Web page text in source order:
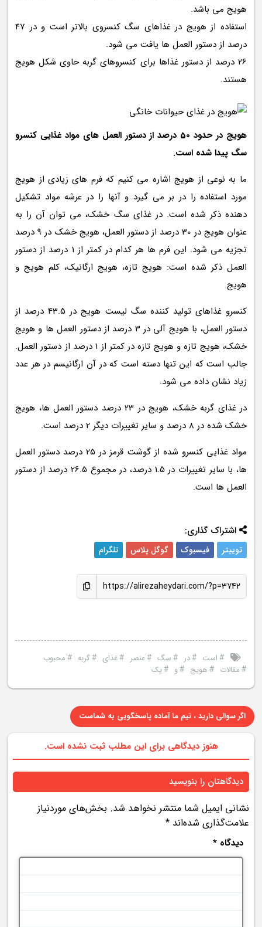
هویج می باشد.
استفاده از هویج در غذاهای سگ کنسروی بالاتر است و در 47
درصد از دستور العمل ها یافت می شود.
26 درصد از دستور غذاها برای کنسروهای گربه حاوی شکل هویج
هستند.
هویج در حدود 50 درصد از دستور العمل های مواد غذایی کنسرو
سگ پیدا شده است.
ما به نوعی از هویج اشاره می کنیم که فرم های زیادی از هویج
مورد استفاده را در بر می گیرد و آنها را در عرشه مواد تشکیل
دهنده ذکر شده است. در غذای سگ خشک، می توان آن را به
عنوان هویج در 30 درصد از دستور العمل، هویج خشک در 9 درصد
تجزیه می شود. این فرم ها هر کدام در کمتر از 1 درصد از دستور
العمل ذکر شده است: هویج تازه، هویج ارگانیک، کلم هویج و
هویج.
کنسرو غذاهای تولید کننده سگ لیست هویج در 43.5 درصد از
دستور العمل، با هویج آلی در 3 درصد از دستور العمل ها و هویج
خشک، هویج تازه و هویج تازه در کمتر از 1 درصد از دستور العمل.
جالب است که این تنها دسته است که در آن ارگانیسم در هر عدد
زیاد نشان داده می شود.
در غذای گربه خشک، هویج در 23 درصد دستور العمل ها، هویج
خشک شده در 8 درصد و سایر تغییرات دیگر 2 درصد است.
مواد غذایی کنسرو شده از گوشت قرمز در 25 درصد دستور العمل
ها، با سایر تغییرات در 1.5 درصد، در مجموع 26.5 درصد از دستور
العمل ها است.
اشتراک گذاری:
توییتر فیسبوک گوگل پلاس تلگرام
https://alirezaheydari.com/?p=3742
#است #در #سگ #عنصر #غذای #گربه #محبوب
#مقالات #هویج #و #یک
اگر سوالی دارید ، تیم ما آماده پاسخگویی به شماست
هنوز دیدگاهی برای این مطلب ثبت نشده است.
دیدگاهتان را بنویسید
نشانی ایمیل شما منتشر نخواهد شد. بخش‌های موردنیاز
علامت‌گذاری شده‌اند *
دیدگاه *